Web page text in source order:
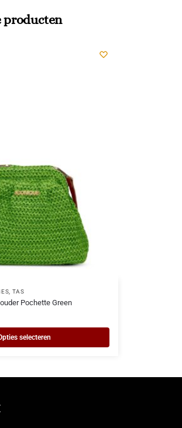
producten
TAS
Pochette Green
selecteren